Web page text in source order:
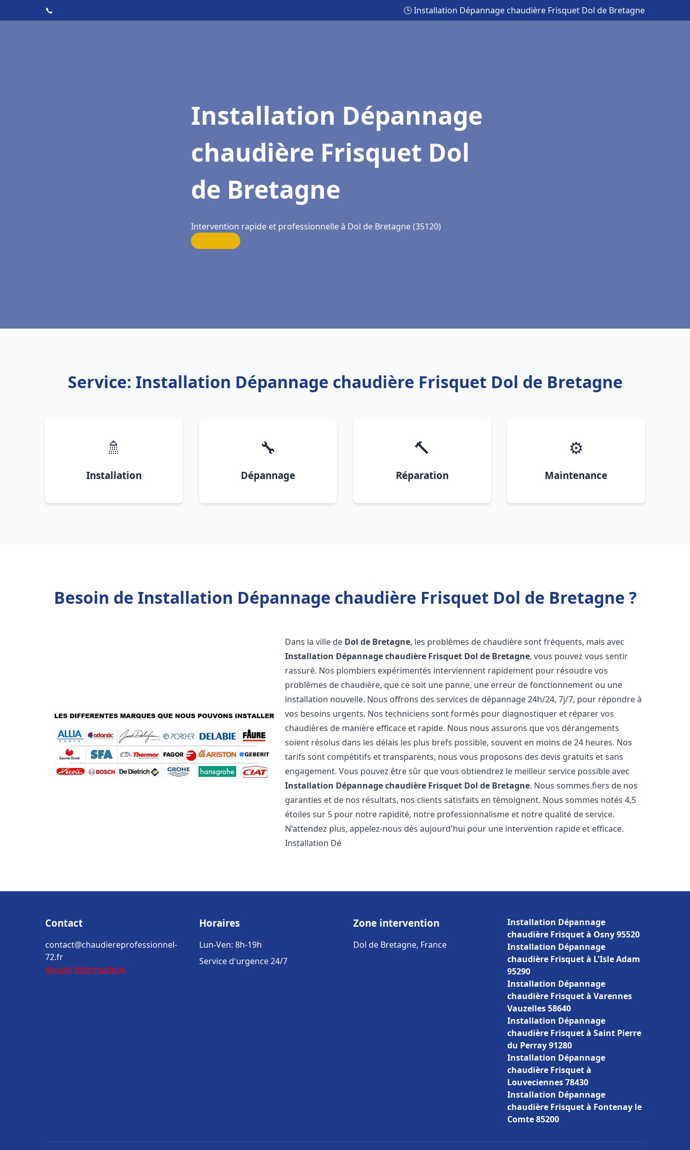
📞 🕒 Installation Dépannage chaudière Frisquet Dol de Bretagne
Installation Dépannage
chaudière Frisquet Dol
de Bretagne
Intervention rapide et professionnelle à Dol de Bretagne (35120)
Service: Installation Dépannage chaudière Frisquet Dol de Bretagne
🚿
Installation
🔧
Dépannage
🔨
Réparation
⚙️
Maintenance
Besoin de Installation Dépannage chaudière Frisquet Dol de Bretagne ?
Dans la ville de Dol de Bretagne, les problèmes de chaudière sont fréquents, mais avec
Installation Dépannage chaudière Frisquet Dol de Bretagne, vous pouvez vous sentir
rassuré. Nos plombiers expérimentés interviennent rapidement pour résoudre vos
problèmes de chaudière, que ce soit une panne, une erreur de fonctionnement ou une
installation nouvelle. Nous offrons des services de dépannage 24h/24, 7j/7, pour répondre à
vos besoins urgents. Nos techniciens sont formés pour diagnostiquer et réparer vos
chaudières de manière efficace et rapide. Nous nous assurons que vos dérangements
soient résolus dans les délais les plus brefs possible, souvent en moins de 24 heures. Nos
tarifs sont compétitifs et transparents, nous vous proposons des devis gratuits et sans
engagement. Vous pouvez être sûr que vous obtiendrez le meilleur service possible avec
Installation Dépannage chaudière Frisquet Dol de Bretagne. Nous sommes fiers de nos
garanties et de nos résultats, nos clients satisfaits en témoignent. Nous sommes notés 4,5
étoiles sur 5 pour notre rapidité, notre professionnalisme et notre qualité de service.
N'attendez plus, appelez-nous dès aujourd'hui pour une intervention rapide et efficace.
Installation Dé
Contact
contact@chaudiereprofessionnel-
72.fr
Accueil Informations
Horaires
Lun-Ven: 8h-19h
Service d'urgence 24/7
Zone intervention
Dol de Bretagne, France
Installation Dépannage
chaudière Frisquet à Osny 95520
Installation Dépannage
chaudière Frisquet à L'Isle Adam
95290
Installation Dépannage
chaudière Frisquet à Varennes
Vauzelles 58640
Installation Dépannage
chaudière Frisquet à Saint Pierre
du Perray 91280
Installation Dépannage
chaudière Frisquet à
Louveciennes 78430
Installation Dépannage
chaudière Frisquet à Fontenay le
Comte 85200